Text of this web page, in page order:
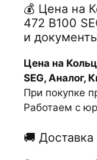
💰 Цена на
472 B100
и
Цена на
SEG, Аналог,
При покупке
Работаем с
🚚